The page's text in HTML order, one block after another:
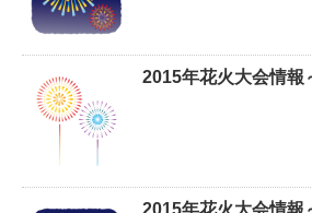
2015年花火大会情報
2015年花火大会情報